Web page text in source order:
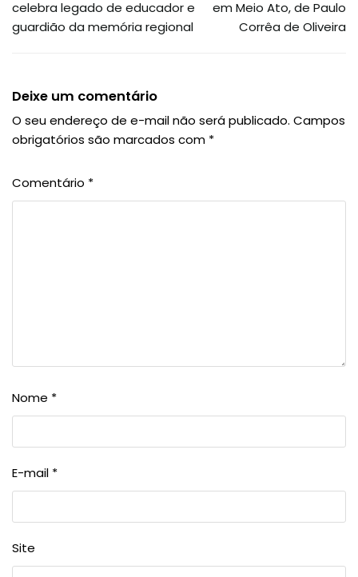
celebra legado de educador e
guardião da memória regional
em Meio Ato, de Paulo
Corrêa de Oliveira
Deixe um comentário
O seu endereço de e-mail não será publicado. Campos
obrigatórios são marcados com *
Comentário *
Nome *
E-mail *
Site